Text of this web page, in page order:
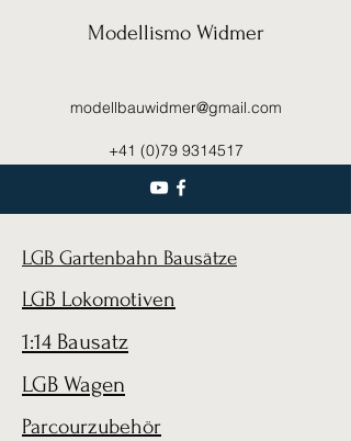
Modellismo Widmer
modellbauwidmer@gmail.com
+41 (0)79 9314517
LGB Gartenbahn Bausätze
LGB Lokomotiven
1:14 Bausatz
LGB Wagen
Parcourzubehör